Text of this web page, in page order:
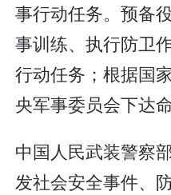
事行动任务。预备
事训练、执行防卫
行动任务；根据国
央军事委员会下达
中国人民武装警察
发社会安全事件、